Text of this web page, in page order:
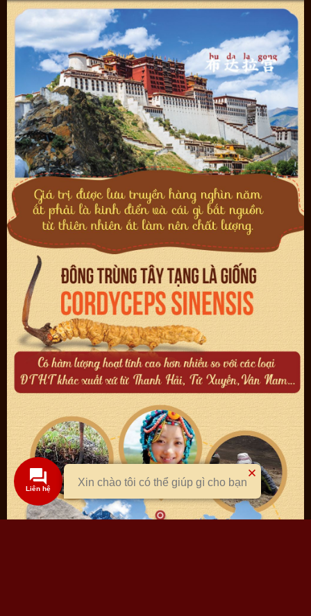
Sản phẩm không phải là thuốc không có tác dụng thay thế thuốc
chữa bệnh.
Tác dụng của sản phẩm có thể thay đổi tùy theo tình trạng cơ
địa của mỗi người.
Dưới đây là một số đặc điểm bao bì nhân biết sản phẩm Đông
trùng hạ thảo nguyên con loại 5g chính hãng tại Onplaza:
Xin chào tôi có thể giúp gì cho bạn